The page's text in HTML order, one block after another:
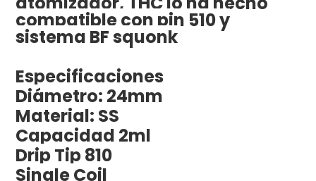
compatible con pin 510 y
sistema BF squonk
Especificaciones
Diámetro: 24mm
Material: SS
Capacidad 2ml
Drip Tip 810
Single Coil